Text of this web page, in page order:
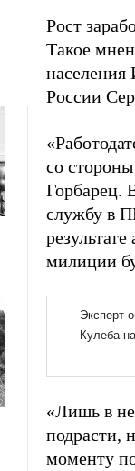
Рост
Такое
населения
России
со
Горбарец.
службу в
милиции
«Лишь в
подрасти,
моменту